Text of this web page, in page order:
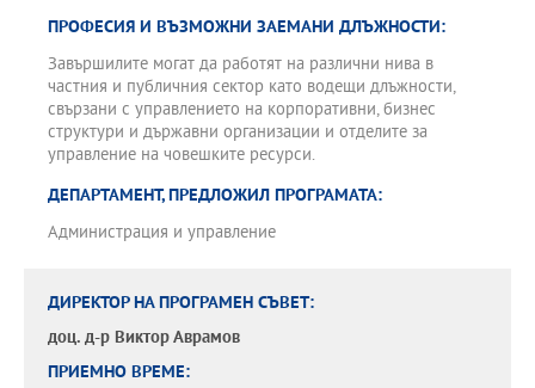
ПРОФЕСИЯ И ВЪЗМОЖНИ ЗАЕМАНИ ДЛЪЖНОСТИ:
Завършилите могат да работят на различни нива в
частния и публичния сектор като водещи длъжности,
свързани с управлението на корпоративни, бизнес
структури и държавни организации и отделите за
управление на човешките ресурси.
ДЕПАРТАМЕНТ, ПРЕДЛОЖИЛ ПРОГРАМАТА:
Администрация и управление
ДИРЕКТОР НА ПРОГРАМЕН СЪВЕТ:
доц. д-р Виктор Аврамов
ПРИЕМНО ВРЕМЕ: